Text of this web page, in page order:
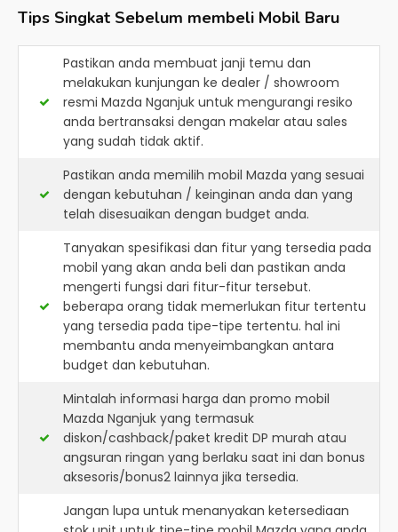
Tips Singkat Sebelum membeli Mobil Baru
Pastikan anda membuat janji temu dan
melakukan kunjungan ke dealer / showroom
resmi Mazda Nganjuk untuk mengurangi resiko
anda bertransaksi dengan makelar atau sales
yang sudah tidak aktif.
Pastikan anda memilih mobil Mazda yang sesuai
dengan kebutuhan / keinginan anda dan yang
telah disesuaikan dengan budget anda.
Tanyakan spesifikasi dan fitur yang tersedia pada
mobil yang akan anda beli dan pastikan anda
mengerti fungsi dari fitur-fitur tersebut.
beberapa orang tidak memerlukan fitur tertentu
yang tersedia pada tipe-tipe tertentu. hal ini
membantu anda menyeimbangkan antara
budget dan kebutuhan.
Mintalah informasi harga dan promo mobil
Mazda Nganjuk yang termasuk
diskon/cashback/paket kredit DP murah atau
angsuran ringan yang berlaku saat ini dan bonus
aksesoris/bonus2 lainnya jika tersedia.
Jangan lupa untuk menanyakan ketersediaan